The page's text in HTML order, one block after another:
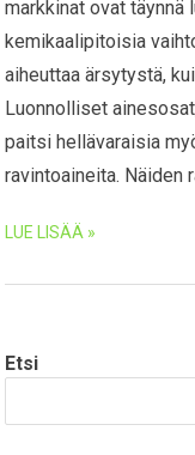
markkinat ovat täynnä
kemikaalipitoisia
aiheuttaa ärsytystä,
Luonnolliset
paitsi hellävaraisia
ravintoaineita. Näiden
LUE LISÄÄ »
Etsi